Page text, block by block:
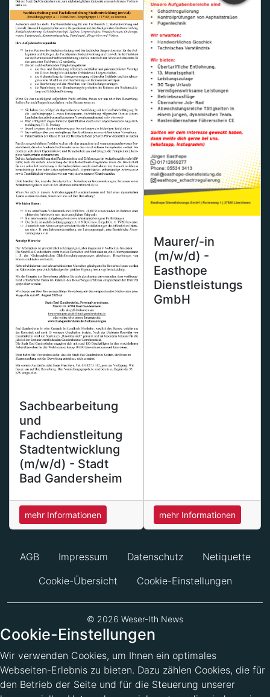
Sachbearbeitung
und
Fachdienstleitung
Stadtentwicklung
(m/w/d) - Stadt
Bad Gandersheim
mehr Informationen
Maurer/-in
(m/w/d) -
Easthope
Dienstleistungs
GmbH
mehr Informationen
AGB Impressum Datenschutz
Netiquette
Cookie-Übersicht
Cookie-Einstellungen
© 2026 Weser-Ith News
Cookie-Einstellungen
Wir verwenden Cookies, um Ihnen ein optimales
Webseiten-Erlebnis zu bieten. Dazu zählen Cookies, die für
den Betrieb der Seite und für die Steuerung unserer